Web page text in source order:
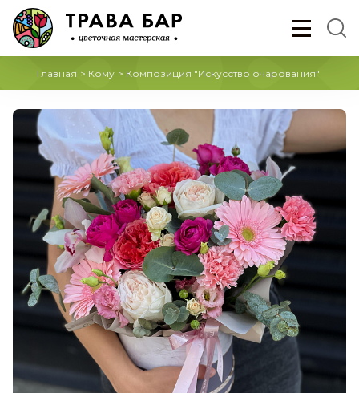
Главная > Кому > Композиция "Искусство очарования"